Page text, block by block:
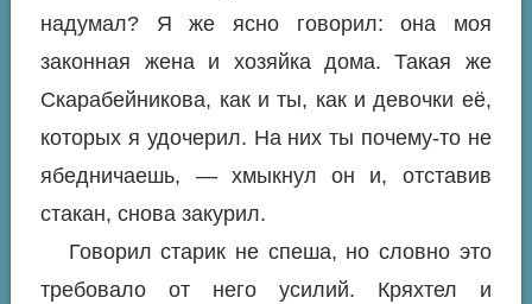
надумал? Я же ясно говорил: она моя
законная жена и хозяйка дома. Такая же
Скарабейникова, как и ты, как и девочки её,
которых я удочерил. На них ты почему-то не
ябедничаешь, — хмыкнул он и, отставив
стакан, снова закурил.
Говорил старик не спеша, но словно это
требовало от него усилий. Кряхтел и